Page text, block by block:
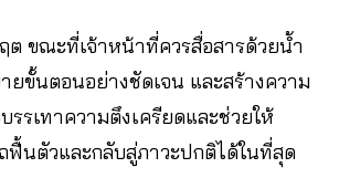
ต ขณะที่เจ้าหน้าที่ควรสื่อสารด้วยน้ำ
ยขั้นตอนอย่างชัดเจน และสร้างความ
รรเทาความตึงเครียดและช่วยให้
ฟื้นตัวและกลับสู่ภาวะปกติได้ในที่สุด